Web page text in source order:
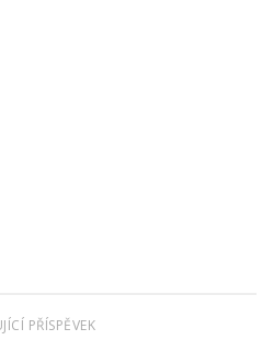
PŘÍSPĚVEK